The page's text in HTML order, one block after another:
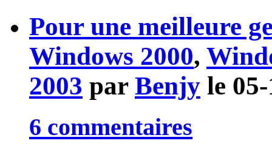
Pour une meilleure
Windows 2000,
2003 par Benjy le
6 commentaires